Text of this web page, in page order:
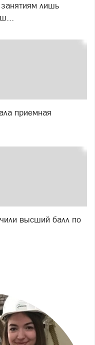
занятиям лишь
приемная
высший балл по